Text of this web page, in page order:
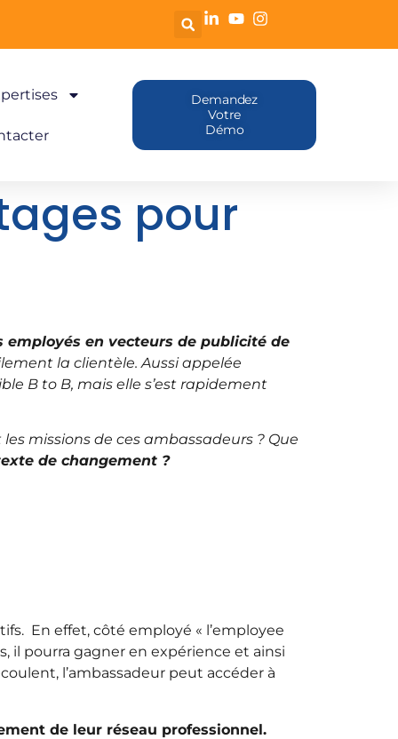
Demandez
Votre
Démo
pour
employés en vecteurs de publicité de
la clientèle. Aussi appelée
B to B, mais elle s’est rapidement
missions de ces ambassadeurs ? Que
de changement ?
En effet, côté employé « l’employee
il pourra gagner en expérience et ainsi
l’ambassadeur peut accéder à
de leur réseau professionnel.